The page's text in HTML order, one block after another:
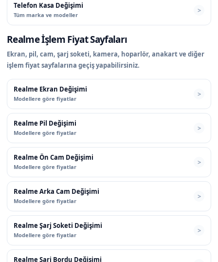
Telefon Kasa Değişimi
Tüm marka ve modeller
Realme İşlem Fiyat Sayfaları
Ekran, pil, cam, şarj soketi, kamera, hoparlör, anakart ve diğer
işlem fiyat sayfalarına geçiş yapabilirsiniz.
Realme Ekran Değişimi
Modellere göre fiyatlar
Realme Pil Değişimi
Modellere göre fiyatlar
Realme Ön Cam Değişimi
Modellere göre fiyatlar
Realme Arka Cam Değişimi
Modellere göre fiyatlar
Realme Şarj Soketi Değişimi
Modellere göre fiyatlar
Realme Şarj Bordu Değişimi